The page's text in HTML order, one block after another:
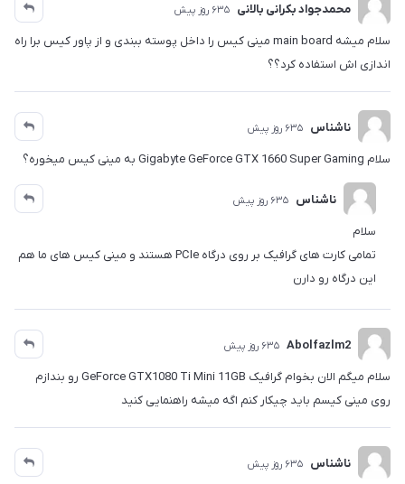
محمدجواد بکرانی بالانی 635 روز پیش
سلام میشه main board مینی کیس را داخل پوسته ببندی و از پاور کیس برا راه
اندازی اش استفاده کرد؟؟
ناشناس 635 روز پیش
سلام Gigabyte GeForce GTX 1660 Super Gaming به مینی کیس میخوره؟
ناشناس 635 روز پیش
سلام
تمامی کارت های گرافیک بر روی درگاه PCIe هستند و مینی کیس های ما هم
این درگاه رو دارن
Abolfazlm2 635 روز پیش
سلام میگم الان بخوام گرافیک GeForce GTX1080 Ti Mini 11GB رو بندازم
روی مینی کیسم باید چیکار کنم اگه میشه راهنمایی کنید
ناشناس 635 روز پیش